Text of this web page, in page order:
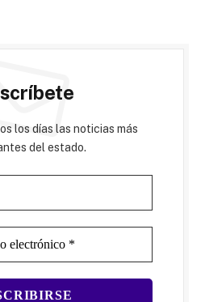
los días las noticias más
del estado.